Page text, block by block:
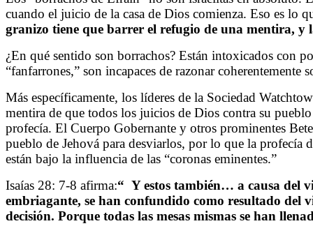
cuando el juicio de la casa de Dios comienza. Eso es lo
granizo tiene que barrer el refugio de una mentira, y
¿En qué sentido son borrachos? Están intoxicados con
“fanfarrones,” son incapaces de razonar
Más específicamente, los líderes de la Sociedad
mentira de que todos los juicios de Dios contra su
profecía. El Cuerpo Gobernante y otros prominentes
pueblo de Jehová para desviarlos, por lo que la profecía
están bajo la influencia de las “coronas eminentes.”
Isaías 28: 7-8 afirma:“ Y estos también… a causa del
embriagante, se han confundido como resultado del
decisión. Porque todas las mesas mismas se han